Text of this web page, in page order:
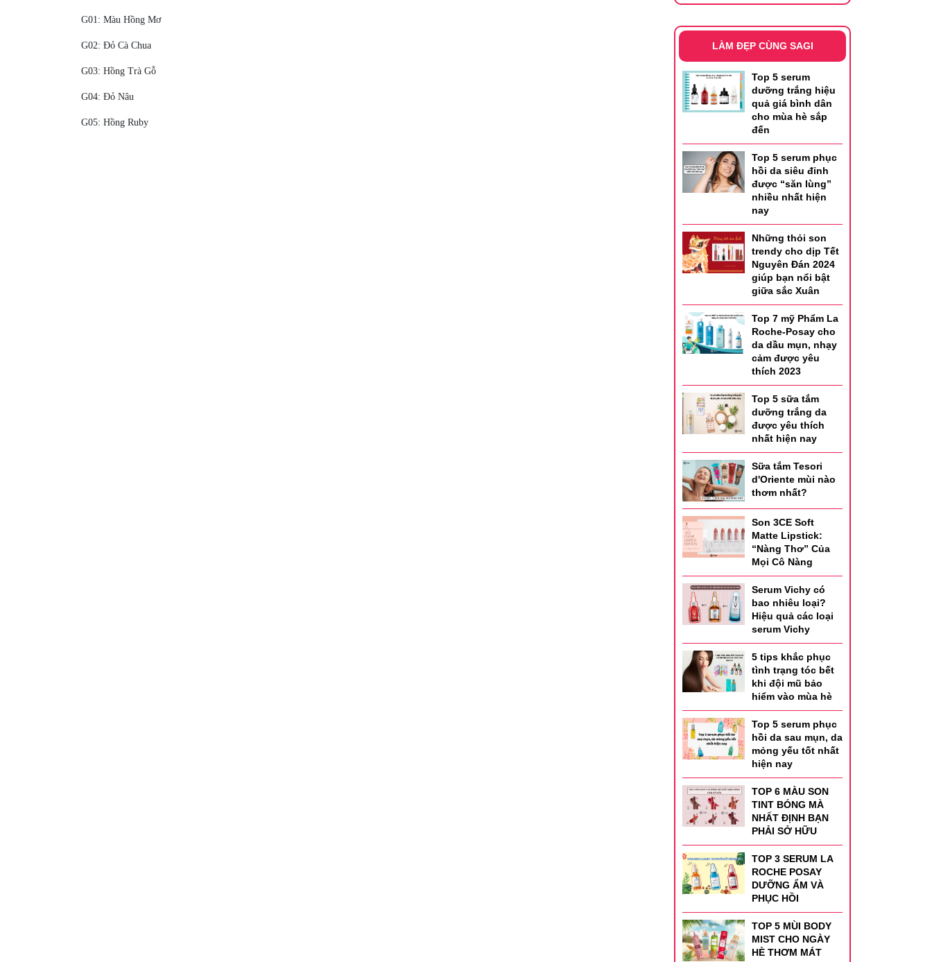
G01: Màu Hồng Mơ
G02: Đỏ Cà Chua
G03: Hồng Trà Gỗ
G04: Đỏ Nâu
G05: Hồng Ruby
LÀM ĐẸP CÙNG SAGI
Top 5 serum
dưỡng trắng hiệu
quả giá bình dân
cho mùa hè sắp
đến
Top 5 serum phục
hồi da siêu đỉnh
được “săn lùng”
nhiều nhất hiện
nay
Những thỏi son
trendy cho dịp Tết
Nguyên Đán 2024
giúp bạn nổi bật
giữa sắc Xuân
Top 7 mỹ Phẩm La
Roche-Posay cho
da dầu mụn, nhạy
cảm được yêu
thích 2023
Top 5 sữa tắm
dưỡng trắng da
được yêu thích
nhất hiện nay
Sữa tắm Tesori
d'Oriente mùi nào
thơm nhất?
Son 3CE Soft
Matte Lipstick:
“Nàng Thơ” Của
Mọi Cô Nàng
Serum Vichy có
bao nhiêu loại?
Hiệu quả các loại
serum Vichy
5 tips khắc phục
tình trạng tóc bết
khi đội mũ bảo
hiểm vào mùa hè
Top 5 serum phục
hồi da sau mụn, da
mỏng yếu tốt nhất
hiện nay
TOP 6 MÀU SON
TINT BÓNG MÀ
NHẤT ĐỊNH BẠN
PHẢI SỞ HỮU
TOP 3 SERUM LA
ROCHE POSAY
DƯỠNG ẨM VÀ
PHỤC HỒI
TOP 5 MÙI BODY
MIST CHO NGÀY
HÈ THƠM MÁT